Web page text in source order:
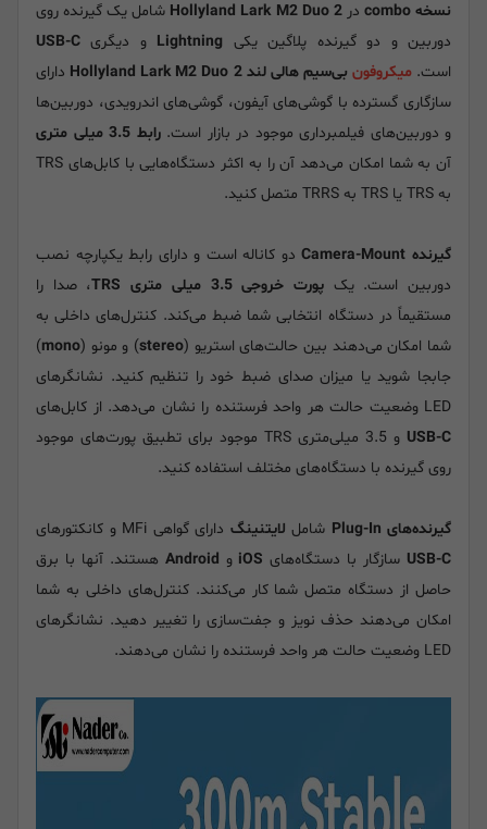
نسخه combo درHollyland Lark M2 Duo 2 شامل یک گیرنده روی
دوربین و دو گیرنده پلاگین یکی Lightning و دیگری USB-C
است.میکروفون بی‌سیم هالی لند Hollyland Lark M2 Duo 2
دارای
سازگاری گسترده با گوشی‌های آیفون، گوشی‌های اندرویدی، دوربین‌ها
و دوربین‌های فیلمبرداری موجود در بازار است.رابط 3.5 میلی متری
آن به شما امکان می‌دهد آن را به اکثر دستگاه‌هایی با کابل‌های TRS
به TRS یا TRS به TRRS متصل کنید.
گیرنده Camera-Mount
دو کاناله است و دارای رابط یکپارچه نصب
دوربین است. یکپورت خروجی 3.5 میلی متری TRS ، صدا را
مستقیماً در دستگاه انتخابی شما ضبط می‌کند. کنترل‌های داخلی به
شما امکان می‌دهند بین حالت‌های استریو (stereo) و مونو (mono
)
جابجا شوید یا میزان صدای ضبط خود را تنظیم کنید. نشانگرهای
LED وضعیت حالت هر واحد فرستنده را نشان می‌دهد. از کابل‌های
USB-C
و 3.5 میلی‌متری TRS موجود برای تطبیق پورت‌های موجود
روی گیرنده با دستگاه‌های مختلف استفاده کنید.
گیرنده‌های Plug-In شامل لایتنینگ دارای گواهی MFi و کانکتورهای
USB-C سازگار با دستگاه‌های iOS و Android هستند. آنها با برق
حاصل از دستگاه متصل شما کار می‌کنند. کنترل‌های داخلی به شما
امکان می‌دهند حذف نویز و جفت‌سازی را تغییر دهید. نشانگرهای
LED وضعیت حالت هر واحد فرستنده را نشان می‌دهند.